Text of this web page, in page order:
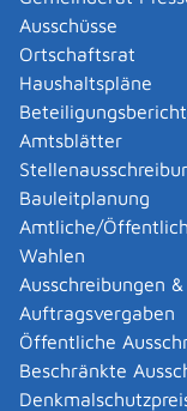
Ausschüsse
Ortschaftsrat
Haushaltspläne
Amtsblätter
Bauleitplanung
Amtliche/
Wahlen
Ausschreibungen
Auftragsvergaben
Öffentliche
Beschränkte
Zuständige
die untere
Gewässer liegt
Untere
wenn sich das
befindet: die
wenn sich das
befindet: das
Landratsamt